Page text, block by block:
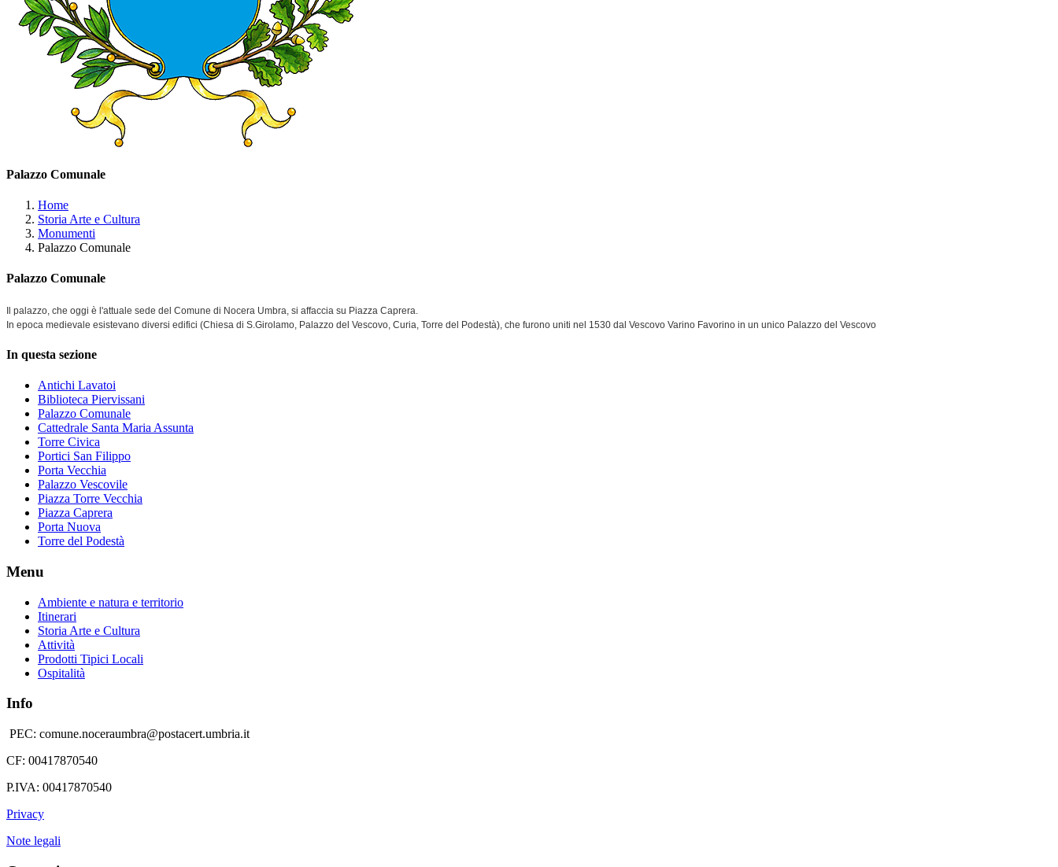
Palazzo Comunale
Home
Storia Arte e Cultura
Monumenti
Palazzo Comunale
Palazzo Comunale
Il palazzo, che oggi è l'attuale sede del Comune di Nocera Umbra, si affaccia su Piazza Caprera.
In epoca medievale esistevano diversi edifici (Chiesa di S.Girolamo, Palazzo del Vescovo, Curia, Torre del Podestà), che furono uniti nel 1530 dal Vescovo Varino Favorino in un unico Palazzo del Vescovo
In questa sezione
Antichi Lavatoi
Biblioteca Piervissani
Palazzo Comunale
Cattedrale Santa Maria Assunta
Torre Civica
Portici San Filippo
Porta Vecchia
Palazzo Vescovile
Piazza Torre Vecchia
Piazza Caprera
Porta Nuova
Torre del Podestà
Menu
Ambiente e natura e territorio
Itinerari
Storia Arte e Cultura
Attività
Prodotti Tipici Locali
Ospitalità
Info
PEC: comune.noceraumbra@postacert.umbria.it
CF: 00417870540
P.IVA: 00417870540
Privacy
Note legali